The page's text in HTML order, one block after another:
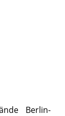
Berlin-